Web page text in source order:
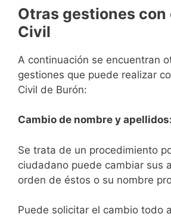
Otras gestiones con
Civil
A continuación se encuentran
gestiones que puede realizar
Civil de Burón:
Cambio de nombre y apellidos:
Se trata de un procedimiento
ciudadano puede cambiar sus
orden de éstos o su nombre
Puede solicitar el cambio todo